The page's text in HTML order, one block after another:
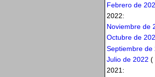
Febrero de
2022:
Noviembre de
Octubre de
Septiembre de
Julio de 2022 (
2021: